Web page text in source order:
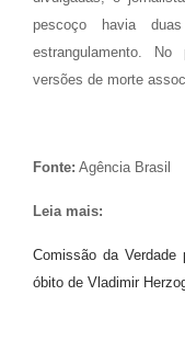
pescoço havia
estrangulamento.
versões de morte
Fonte: Agência Brasil
Leia mais:
Comissão da
óbito de Vladimir